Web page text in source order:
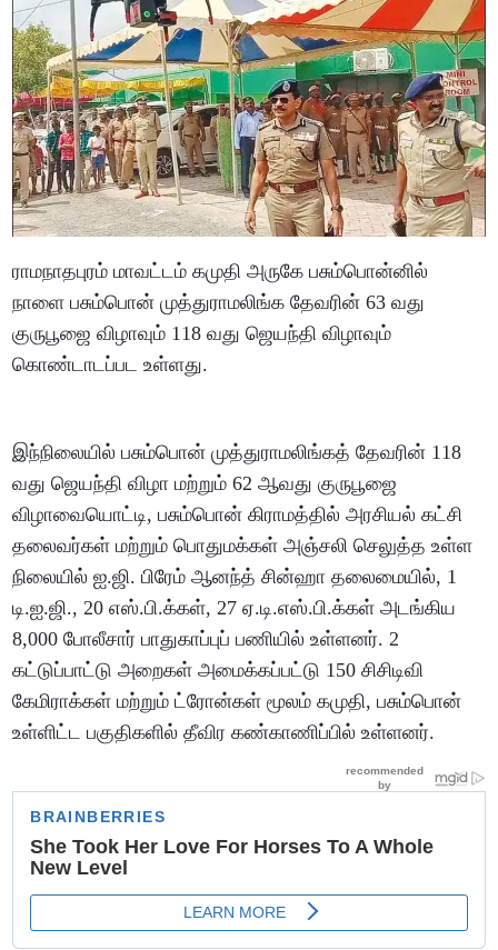
ராமநாதபுரம் மாவட்டம் கமுதி அருகே பசும்பொன்னில்
நாளை பசும்பொன் முத்துராமலிங்க தேவரின் 63 வது
குருபூஜை விழாவும் 118 வது ஜெயந்தி விழாவும்
கொண்டாடப்பட உள்ளது.
இந்நிலையில் பசும்பொன் முத்துராமலிங்கத் தேவரின் 118
வது ஜெயந்தி விழா மற்றும் 62 ஆவது குருபூஜை
விழாவையொட்டி, பசும்பொன் கிராமத்தில் அரசியல் கட்சி
தலைவர்கள் மற்றும் பொதுமக்கள் அஞ்சலி செலுத்த உள்ள
நிலையில் ஐ.ஜி. பிரேம் ஆனந்த் சின்ஹா தலைமையில், 1
டி.ஐ.ஜி., 20 எஸ்.பி.க்கள், 27 ஏ.டி.எஸ்.பி.க்கள் அடங்கிய
8,000 போலீசார் பாதுகாப்புப் பணியில் உள்ளனர். 2
கட்டுப்பாட்டு அறைகள் அமைக்கப்பட்டு 150 சிசிடிவி
கேமிராக்கள் மற்றும் ட்ரோன்கள் மூலம் கமுதி, பசும்பொன்
உள்ளிட்ட பகுதிகளில் தீவிர கண்காணிப்பில் உள்ளனர்.